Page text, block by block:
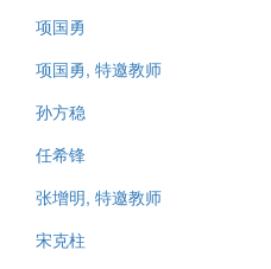
项国勇
项国勇, 特邀教师
孙方稳
任希锋
张增明, 特邀教师
宋克柱